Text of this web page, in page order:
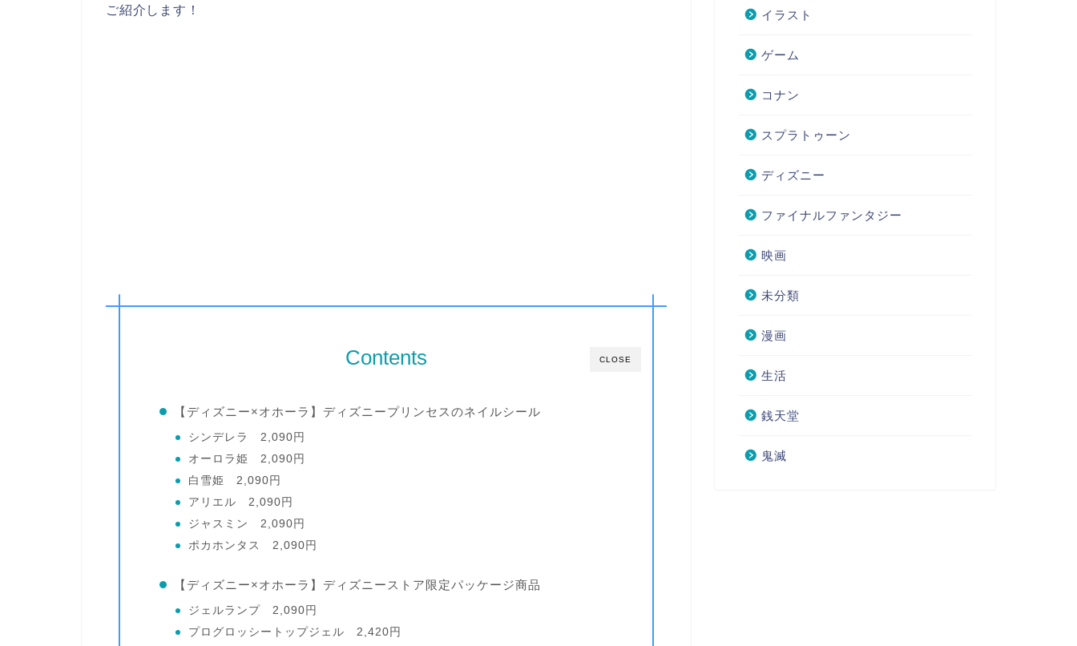
ご紹介します！
CLOSE
Contents
【ディズニー×オホーラ】ディズニープリンセスのネイルシール
シンデレラ 2,090円
オーロラ姫 2,090円
白雪姫 2,090円
アリエル 2,090円
ジャスミン 2,090円
ポカホンタス 2,090円
【ディズニー×オホーラ】ディズニーストア限定パッケージ商品
ジェルランプ 2,090円
プログロッシートップジェル 2,420円
イラスト
ゲーム
コナン
スプラトゥーン
ディズニー
ファイナルファンタジー
映画
未分類
漫画
生活
銭天堂
鬼滅